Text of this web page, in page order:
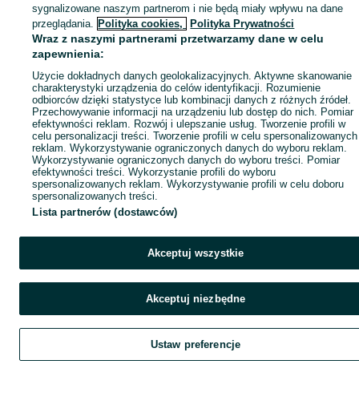
Szukaj Obserwujesz Dodaj Czat
sygnalizowane naszym partnerom i nie będą miały wpływu na dane
przeglądania. Polityka cookies, Polityka Prywatności
Wraz z naszymi partnerami przetwarzamy dane w celu
zapewnienia:
Użycie dokładnych danych geolokalizacyjnych. Aktywne skanowanie
charakterystyki urządzenia do celów identyfikacji. Rozumienie
odbiorców dzięki statystyce lub kombinacji danych z różnych źródeł.
Przechowywanie informacji na urządzeniu lub dostęp do nich. Pomiar
efektywności reklam. Rozwój i ulepszanie usług. Tworzenie profili w
celu personalizacji treści. Tworzenie profili w celu spersonalizowanych
reklam. Wykorzystywanie ograniczonych danych do wyboru reklam.
Wykorzystywanie ograniczonych danych do wyboru treści. Pomiar
efektywności treści. Wykorzystanie profili do wyboru
spersonalizowanych reklam. Wykorzystywanie profili w celu doboru
spersonalizowanych treści.
Lista partnerów (dostawców)
Akceptuj wszystkie
Akceptuj niezbędne
Ustaw preferencje